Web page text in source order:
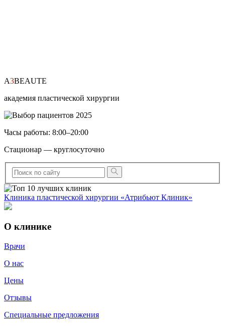
A3BEAUTE
академия пластической хирургии
Часы работы: 8:00–20:00
Стационар — круглосуточно
Клиника пластической хирургии «Атрибьют Клиник»
О клинике
Врачи
О нас
Цены
Отзывы
Специальные предложения